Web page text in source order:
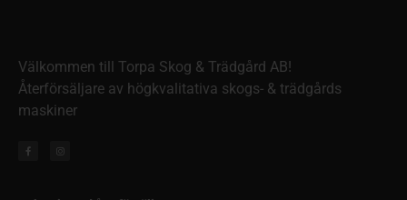
Välkommen till Torpa Skog & Trädgård AB!
Återförsäljare av högkvalitativa skogs- & trädgårds
maskiner